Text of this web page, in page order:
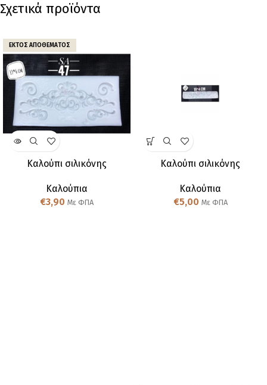
Σχετικά προϊόντα
ΕΚΤΌΣ ΑΠΟΘΈΜΑΤΟΣ
Καλούπι σιλικόνης
Καλούπια
€3,90 Με ΦΠΑ
Καλούπι σιλικόνης
Καλούπια
€5,00 Με ΦΠΑ